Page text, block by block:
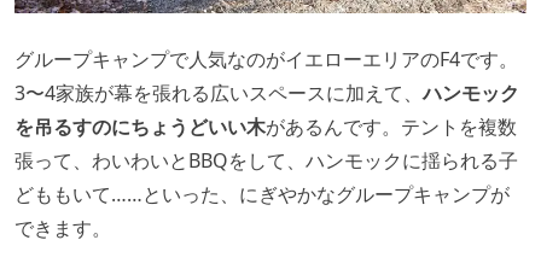
グループキャンプで人気なのがイエローエリアのF4です。
3〜4家族が幕を張れる広いスペースに加えて、ハンモック
を吊るすのにちょうどいい木があるんです。テントを複数
張って、わいわいとBBQをして、ハンモックに揺られる子
どももいて……といった、にぎやかなグループキャンプが
できます。